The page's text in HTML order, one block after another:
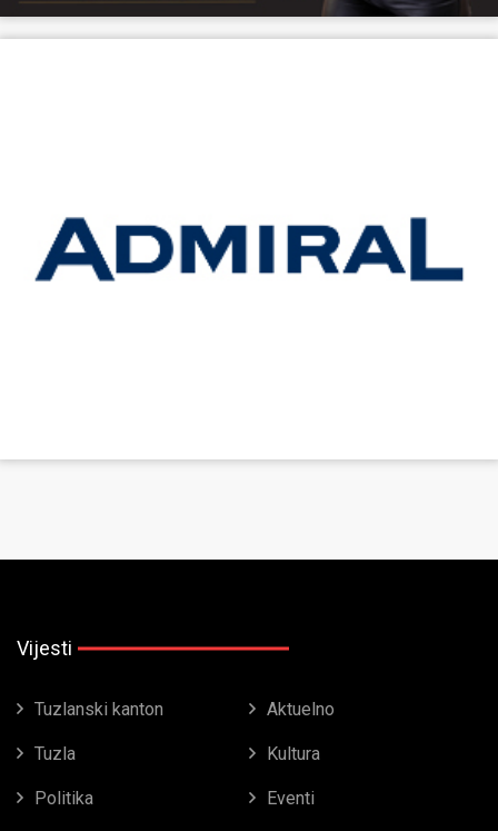
Vijesti
Tuzlanski kanton Aktuelno
Tuzla Kultura
Politika Eventi